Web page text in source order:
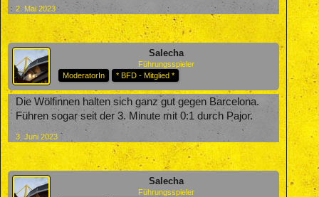
2. Mai 2023
Salecha
Führungsspieler
ModeratorIn
* BFD - Mitglied *
Die Wölfinnen halten sich ganz gut gegen Barcelona.
Führen sogar seit der 3. Minute mit 0:1 durch Pajor.
3. Juni 2023
Salecha
Führungsspieler